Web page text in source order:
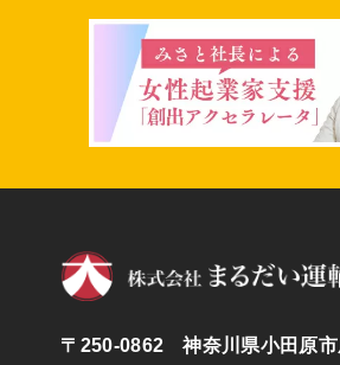
〒250-0862 神奈川県小田原市